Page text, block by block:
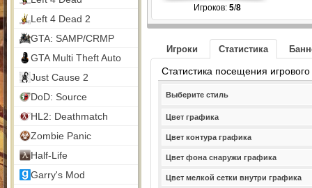
Left 4 Dead 2
GTA: SAMP/CRMP
GTA Multi Theft Auto
Just Cause 2
DoD: Source
HL2: Deathmatch
Zombie Panic
Half-Life
Garry's Mod
Игроков: 5/8
Игроки Статистика
Статистика посещения
Выберите стиль
Цвет графика
Цвет контура графика
Цвет фона снаружи графика
Цвет мелкой сетки внутри графика